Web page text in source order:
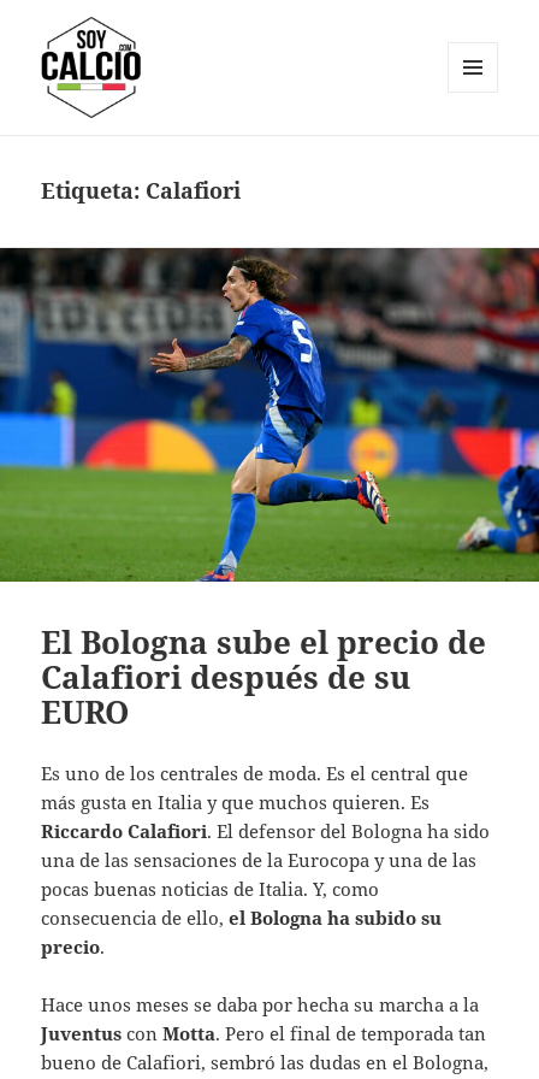
Etiqueta: Calafiori
El Bologna sube el precio de
Calafiori después de su
EURO
Es uno de los centrales de moda. Es el central que
más gusta en Italia y que muchos quieren. Es
Riccardo Calafiori. El defensor del Bologna ha sido
una de las sensaciones de la Eurocopa y una de las
pocas buenas noticias de Italia. Y, como
consecuencia de ello,el Bologna ha subido su
precio.
Hace unos meses se daba por hecha su marcha a la
Juventus conMotta. Pero el final de temporada tan
bueno de Calafiori, sembró las dudas en el Bologna,